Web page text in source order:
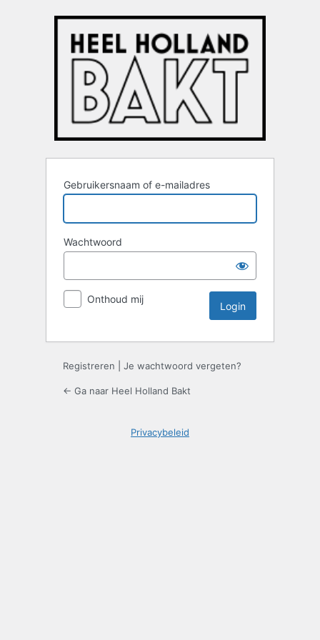
Gebruikersnaam of e-mailadres
Wachtwoord
Onthoud mij
Registreren Je wachtwoord vergeten?
← Ga naar Heel Holland Bakt
Privacybeleid